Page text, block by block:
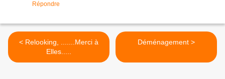
Répondre
< Relooking, .......Merci à
Elles.....
Déménagement >